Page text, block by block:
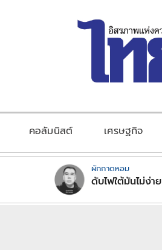
คอลัมนิสต์ เศรษฐกิจ
ผักกาดหอม
ดับไฟใต้มันไม่ง่าย